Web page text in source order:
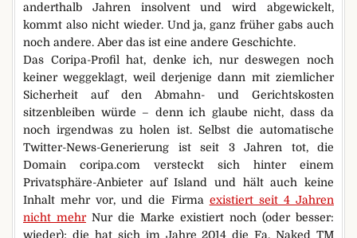
anderthalb Jahren insolvent und wird abgewickelt,
kommt also nicht wieder. Und ja, ganz früher gabs auch
noch andere. Aber das ist eine andere Geschichte.
Das Coripa-Profil hat, denke ich, nur deswegen noch
keiner weggeklagt, weil derjenige dann mit ziemlicher
Sicherheit auf den Abmahn- und Gerichtskosten
sitzenbleiben würde – denn ich glaube nicht, dass da
noch irgendwas zu holen ist. Selbst die automatische
Twitter-News-Generierung ist seit 3 Jahren tot, die
Domain coripa.com versteckt sich hinter einem
Privatsphäre-Anbieter auf Island und hält auch keine
Inhalt mehr vor, und die Firma existiert seit 4 Jahren
nicht mehrNur die Marke existiert noch (oder besser:
wieder); die hat sich im Jahre 2014 die Fa. Naked TM